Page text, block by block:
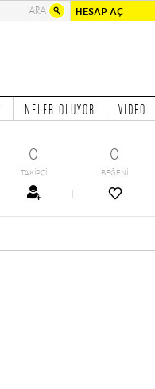
HESAP AÇ
NELER OLUYOR VİDEO
0
TAKİPÇİ
0
BEĞENİ